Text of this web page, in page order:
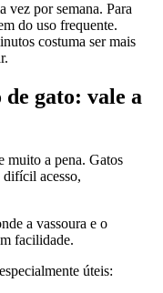
vez por semana. Para
do uso frequente.
costuma ser mais
gato: vale a
muito a pena. Gatos
acesso,
a vassoura e o
facilidade.
úteis: